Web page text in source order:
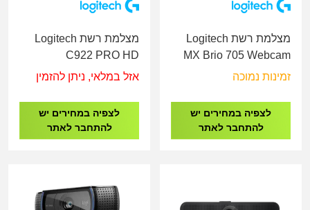
מצלמת רשת Logitech
MX Brio 705 Webcam
for Business
זמינות נמוכה
לצפיה במחירים יש
להתחבר לאתר
מצלמת רשת Logitech
C922 PRO HD
STREAM WEBCAM
אזל במלאי, ניתן להזמין
לצפיה במחירים יש
להתחבר לאתר